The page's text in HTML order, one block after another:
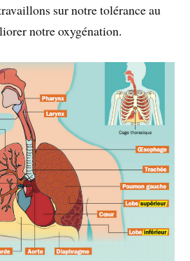
sur notre tolérance au
notre oxygénation.